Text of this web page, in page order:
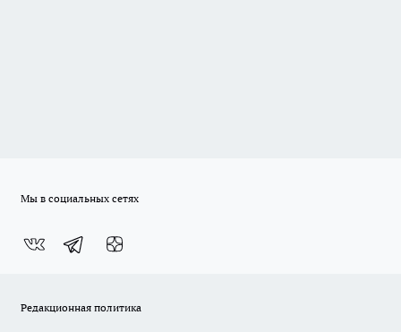
Мы в социальных сетях
Редакционная политика